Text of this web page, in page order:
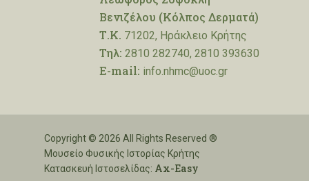
Βενιζέλου (Κόλπος Δερματά)
Τ.Κ. 71202, Ηράκλειο Κρήτης
Τηλ: 2810 282740, 2810 393630
E-mail: info.nhmc@uoc.gr
Copyright © 2026 All Rights Reserved ®
Μουσείο Φυσικής Ιστορίας Κρήτης
Κατασκευή Ιστοσελίδας: Ax-Easy